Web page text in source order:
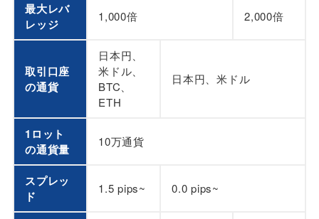
最大レバ
レッジ
1,000倍 2,000倍
取引口座
の通貨
日本円、
米ドル、
BTC、
ETH
日本円、米ドル
1ロット
の通貨量
10万通貨
スプレッ
ド
1.5 pips~ 0.0 pips~